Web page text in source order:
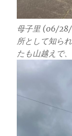
母子里 (06/
所として知ら
たも山越えで